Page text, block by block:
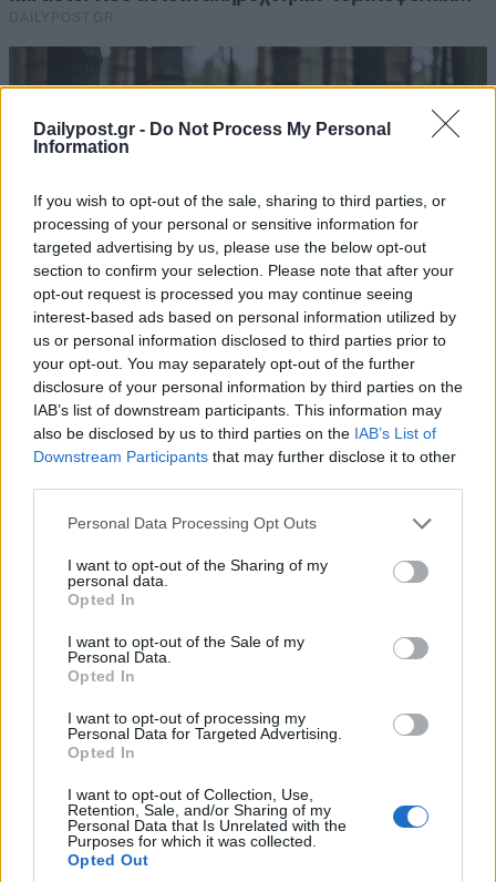
Dailypost.gr - Do Not Process My Personal
Information
If you wish to opt-out of the sale, sharing to third parties, or
processing of your personal or sensitive information for
targeted advertising by us, please use the below opt-out
section to confirm your selection. Please note that after your
opt-out request is processed you may continue seeing
interest-based ads based on personal information utilized by
us or personal information disclosed to third parties prior to
your opt-out. You may separately opt-out of the further
disclosure of your personal information by third parties on the
IAB’s list of downstream participants. This information may
also be disclosed by us to third parties on the IAB’s List of
Downstream Participants that may further disclose it to other
Personal Data Processing Opt Outs
I want to opt-out of the Sharing of my
personal data.
Opted In
I want to opt-out of the Sale of my
Personal Data.
Opted In
I want to opt-out of processing my
Personal Data for Targeted Advertising.
Opted In
I want to opt-out of Collection, Use,
Retention, Sale, and/or Sharing of my
Personal Data that Is Unrelated with the
Purposes for which it was collected.
Opted Out